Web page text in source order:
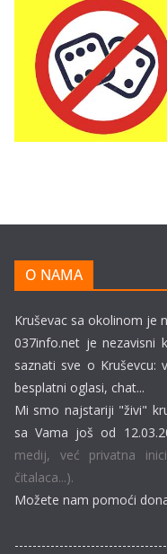
O NAMA
Kruševac sa okolinom je
037info.net je nezavisni
saznati sve o Kruševcu:
besplatni oglasi, chat...
Mi smo najstariji "živi"
sa Vama još od
medij, već privatna
čitalaca...).
Možete nam pomoći